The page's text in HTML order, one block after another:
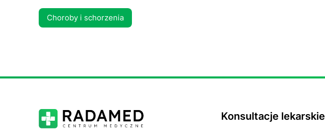
Choroby i schorzenia
Konsultacje lekarskie